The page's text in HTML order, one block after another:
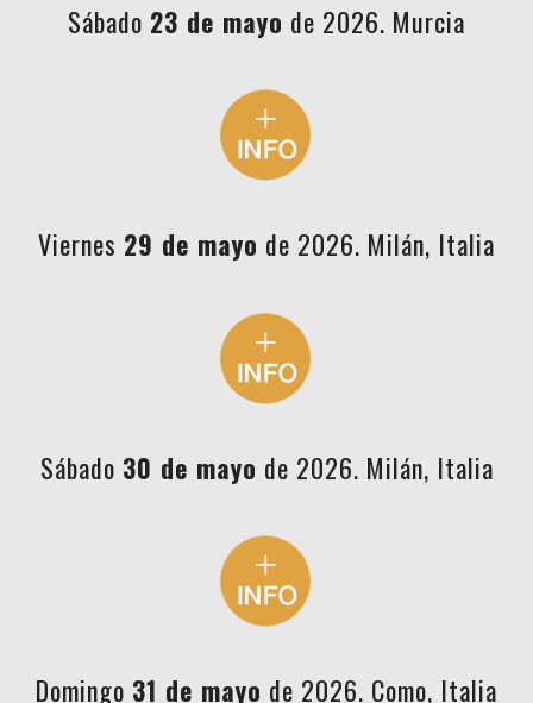
Sábado 23 de mayo de 2026. Murcia
Viernes 29 de mayo de 2026. Milán, Italia
Sábado 30 de mayo de 2026. Milán, Italia
Domingo 31 de mayo de 2026. Como, Italia